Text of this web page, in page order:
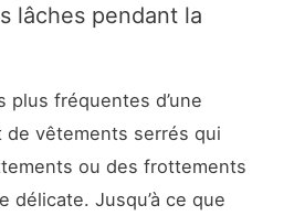
lâches pendant la
plus fréquentes d’une
vêtements serrés qui
ou des frottements
délicate. Jusqu’à ce que